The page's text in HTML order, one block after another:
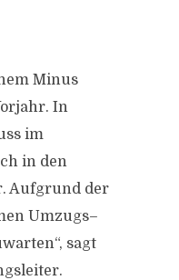
Minus
In
im
in den
Aufgrund der
Umzugs–
sagt